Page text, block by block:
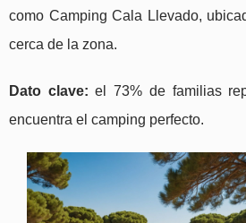
como Camping Cala Llevado,
cerca de la zona.
Dato clave: el 73% de familias
encuentra el camping perfecto.